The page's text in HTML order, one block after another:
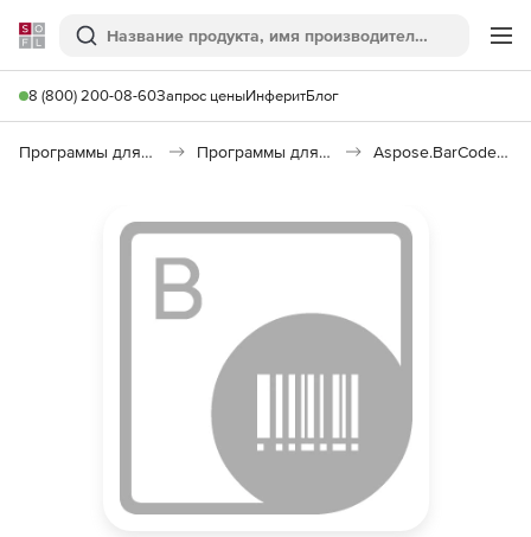
Softline
Поиск
8 (800) 200-08-60Запрос ценыИнферитБлог
Программы для программирования Программы для разработки ПО Aspose.BarCode Product Family Pack